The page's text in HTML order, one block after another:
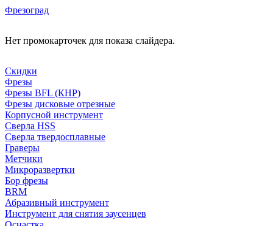
Фрезоград
Нет промокарточек для показа слайдера.
Скидки
Фрезы
Фрезы BFL (КНР)
Фрезы дисковые отрезные
Корпусной инструмент
Сверла HSS
Сверла твердосплавные
Граверы
Метчики
Микроразвертки
Бор фрезы
BRM
Абразивный инструмент
Инструмент для снятия заусенцев